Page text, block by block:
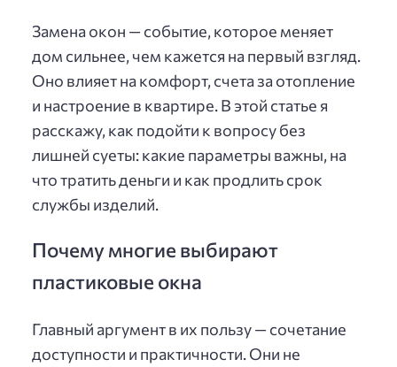
Замена окон — событие, которое меняет
дом сильнее, чем кажется на первый взгляд.
Оно влияет на комфорт, счета за отопление
и настроение в квартире. В этой статье я
расскажу, как подойти к вопросу без
лишней суеты: какие параметры важны, на
что тратить деньги и как продлить срок
службы изделий.
Почему многие выбирают
пластиковые окна
Главный аргумент в их пользу — сочетание
доступности и практичности. Они не